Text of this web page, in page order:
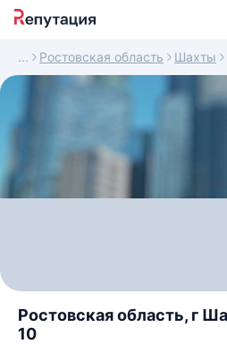
Ростовская область Шахты
Ростовская область, г
10